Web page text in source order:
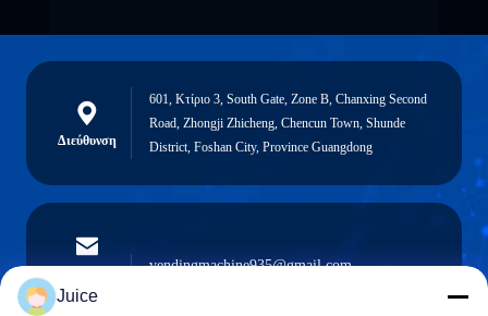
Διεύθυνση
601, Κτίριο 3, South Gate, Zone B, Chanxing Second
Road, Zhongji Zhicheng, Chencun Town, Shunde
District, Foshan City, Province Guangdong
ταχυδρομείο
vendingmachine935@gmail.com
Juice